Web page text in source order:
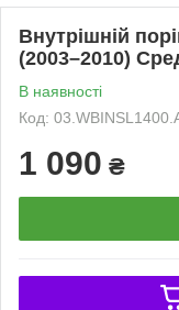
Внутрішній
(2003–2010)
В наявності
Код:
1 090 ₴